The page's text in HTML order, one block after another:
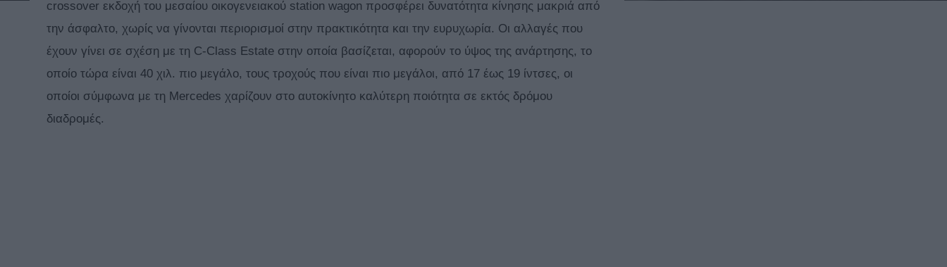
crossover εκδοχή του μεσαίου οικογενειακού station wagon προσφέρει δυνατότητα κίνησης μακριά από
την άσφαλτο, χωρίς να γίνονται περιορισμοί στην πρακτικότητα και την ευρυχωρία. Οι αλλαγές που
έχουν γίνει σε σχέση με τη C-Class Εstate στην οποία βασίζεται, αφορούν το ύψος της ανάρτησης, το
οποίο τώρα είναι 40 χιλ. πιο μεγάλο, τους τροχούς που είναι πιο μεγάλοι, από 17 έως 19 ίντσες, οι
οποίοι σύμφωνα με τη Mercedes χαρίζουν στο αυτοκίνητο καλύτερη ποιότητα σε εκτός δρόμου
διαδρομές.